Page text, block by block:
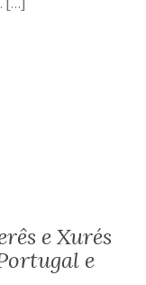
e Xurés
e